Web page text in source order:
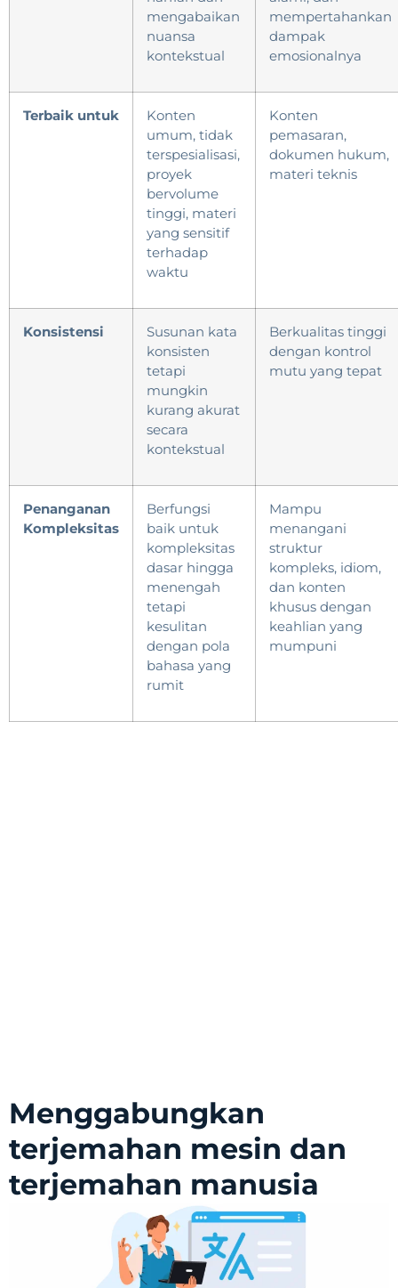
mengabaikan
nuansa
kontekstual
mempertahankan
dampak
emosionalnya
Terbaik untuk
Konten
umum, tidak
terspesialisasi,
proyek
bervolume
tinggi, materi
yang sensitif
terhadap
waktu
Konten
pemasaran,
dokumen hukum,
materi teknis
Konsistensi
Susunan kata
konsisten
tetapi
mungkin
kurang akurat
secara
kontekstual
Berkualitas tinggi
dengan kontrol
mutu yang tepat
Penanganan
Kompleksitas
Berfungsi
baik untuk
kompleksitas
dasar hingga
menengah
tetapi
kesulitan
dengan pola
bahasa yang
rumit
Mampu
menangani
struktur
kompleks, idiom,
dan konten
khusus dengan
keahlian yang
mumpuni
Menggabungkan
terjemahan mesin dan
terjemahan manusia